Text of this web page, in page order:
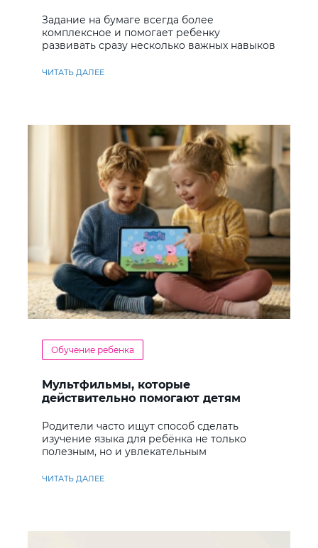
Задание на бумаге всегда более
комплексное и помогает ребенку
развивать сразу несколько важных навыков
ЧИТАТЬ ДАЛЕЕ
Обучение ребенка
Мультфильмы, которые
действительно помогают детям
Родители часто ищут способ сделать
изучение языка для ребёнка не только
полезным, но и увлекательным
ЧИТАТЬ ДАЛЕЕ